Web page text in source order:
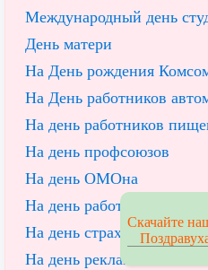
Международный день
День матери
На День рождения
На День работников
На день работников
На день профсоюзов
На день ОМОна
На день работников
На день страховщика
На день рекламы
Скачайте